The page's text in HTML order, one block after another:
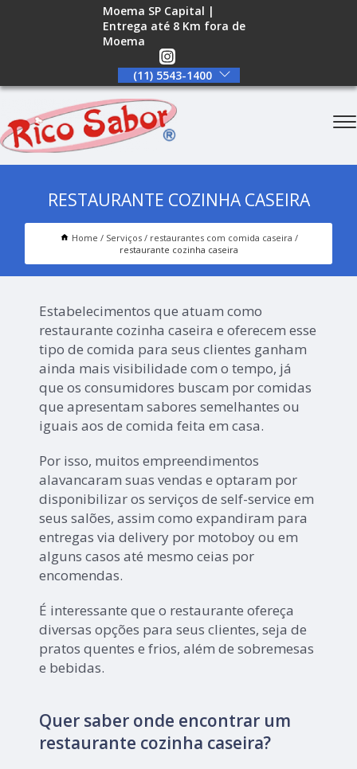
Moema SP Capital |
Entrega até 8 Km fora de
Moema
(11) 5543-1400
RESTAURANTE COZINHA CASEIRA
Home Serviços
restaurantes com comida caseira
restaurante cozinha caseira
Estabelecimentos que atuam como
restaurante cozinha caseira e oferecem esse
tipo de comida para seus clientes ganham
ainda mais visibilidade com o tempo, já
que os consumidores buscam por comidas
que apresentam sabores semelhantes ou
iguais aos de comida feita em casa.
Por isso, muitos empreendimentos
alavancaram suas vendas e optaram por
disponibilizar os serviços de self-service em
seus salões, assim como expandiram para
entregas via delivery por motoboy ou em
alguns casos até mesmo ceias por
encomendas.
É interessante que o restaurante ofereça
diversas opções para seus clientes, seja de
pratos quentes e frios, além de sobremesas
e bebidas.
Quer saber onde encontrar um
restaurante cozinha caseira?